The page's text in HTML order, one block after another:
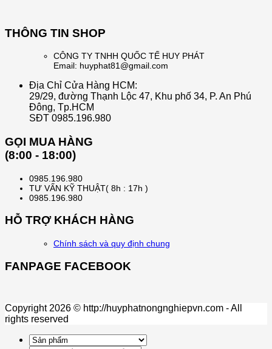
THÔNG TIN SHOP
CÔNG TY TNHH QUỐC TẾ HUY PHÁT
Email: huyphat81@gmail.com
Địa Chỉ Cửa Hàng HCM:
29/29, đường Thạnh Lộc 47, Khu phố 34, P. An Phú
Đông, Tp.HCM
SĐT 0985.196.980
GỌI MUA HÀNG
(8:00 - 18:00)
0985.196.980
TƯ VẤN KỸ THUẬT( 8h : 17h )
0985.196.980
HỖ TRỢ KHÁCH HÀNG
Chính sách và quy định chung
FANPAGE FACEBOOK
Copyright 2026 © http://huyphatnongnghiepvn.com - All
rights reserved